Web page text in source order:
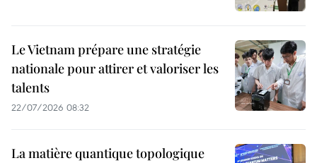
Le Vietnam prépare une stratégie
nationale pour attirer et valoriser les
talents
22/07/2026 08:32
La matière quantique topologique